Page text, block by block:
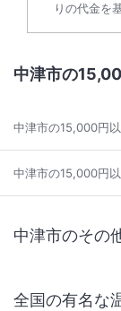
りの代金を
中津市の
中津市の15,000円
中津市の15,000円
中津市のその
全国の有名な